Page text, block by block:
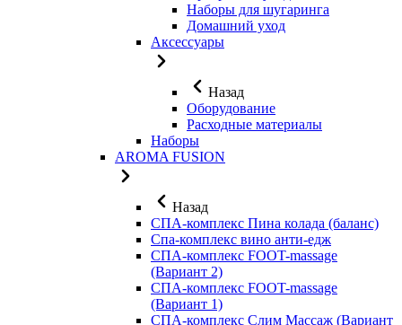
Наборы для шугаринга
Домашний уход
Аксессуары
Назад
Оборудование
Расходные материалы
Наборы
AROMA FUSION
Назад
СПА-комплекс Пина колада (баланс)
Cпа-комплекс вино анти-едж
СПА-комплекс FOOT-massage
(Вариант 2)
СПА-комплекс FOOT-massage
(Вариант 1)
СПА-комплекс Слим Массаж (Вариант